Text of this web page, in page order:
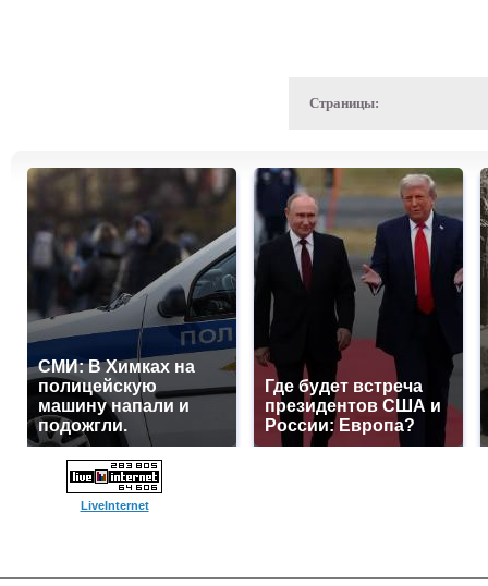
Страницы:
СМИ: В Химках на
полицейскую
машину напали и
подожгли.
Где будет встреча
президентов США и
России: Европа?
LiveInternet